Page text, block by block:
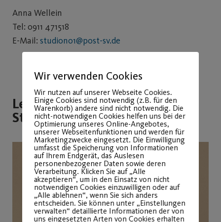
Anna Wellein
Tel: 0911 471518
E-Mail: studiono1@post-sv.de
Leitung Trainingsfläche
Studio N°1
Wir verwenden Cookies
Wir nutzen auf unserer Webseite Cookies.
Einige Cookies sind notwendig (z.B. für den
Warenkorb) andere sind nicht notwendig. Die
nicht-notwendigen Cookies helfen uns bei der
Optimierung unseres Online-Angebotes,
unserer Webseitenfunktionen und werden für
Marketingzwecke eingesetzt. Die Einwilligung
umfasst die Speicherung von Informationen
auf Ihrem Endgerät, das Auslesen
personenbezogener Daten sowie deren
Verarbeitung. Klicken Sie auf „Alle
akzeptieren“, um in den Einsatz von nicht
notwendigen Cookies einzuwilligen oder auf
„Alle ablehnen“, wenn Sie sich anders
entscheiden. Sie können unter „Einstellungen
verwalten“ detaillierte Informationen der von
uns eingesetzten Arten von Cookies erhalten